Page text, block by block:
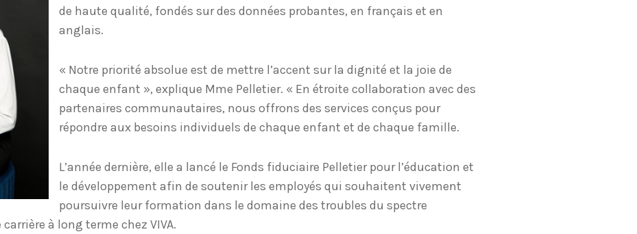
de haute qualité, fondés sur des données probantes, en français et en
anglais.
« Notre priorité absolue est de mettre l’accent sur la dignité et la joie de
chaque enfant », explique Mme Pelletier. « En étroite collaboration avec des
partenaires communautaires, nous offrons des services conçus pour
répondre aux besoins individuels de chaque enfant et de chaque famille.
L’année dernière, elle a lancé le Fonds fiduciaire Pelletier pour l’éducation et
le développement afin de soutenir les employés qui souhaitent vivement
poursuivre leur formation dans le domaine des troubles du spectre
à long terme chez VIVA.